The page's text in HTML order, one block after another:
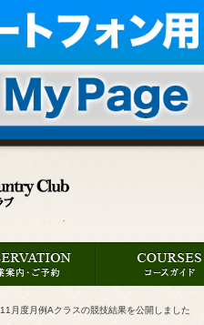
11月度月例Aクラスの競技結果を公開しました